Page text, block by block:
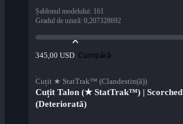
Șablonul modelului: 161
Gradul de uzură: 0,207328692
345,00 USD Cumpără
Cuțit ★ StatTrak™ (Clandestin(ă))
Cuțit Talon (★ StatTrak™) | Scorched
(Deteriorată)